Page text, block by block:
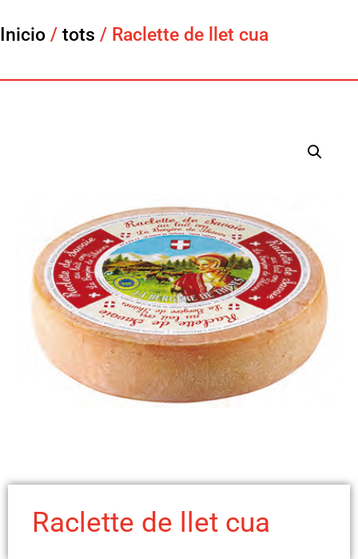
Inicio / tots / Raclette de llet cua
Raclette de llet cua